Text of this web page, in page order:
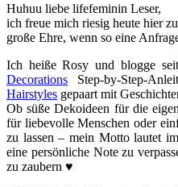
Huhuu liebe lifefeminin Leser,
ich freue mich riesig heute hier
große Ehre, wenn so eine
Ich heiße Rosy und blogge
Decorations Step-by-Step-
Hairstyles gepaart mit
Ob süße Dekoideen für die
für liebevolle Menschen oder
zu lassen – mein Motto lautet
eine persönliche Note zu
zu zaubern ♥